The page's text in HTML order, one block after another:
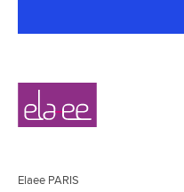
Navigation
secondaire
Elaee
Elaee PARIS